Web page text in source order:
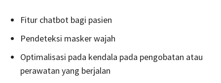
Fitur chatbot bagi pasien
Pendeteksi masker wajah
Optimalisasi pada kendala pada pengobatan atau
perawatan yang berjalan